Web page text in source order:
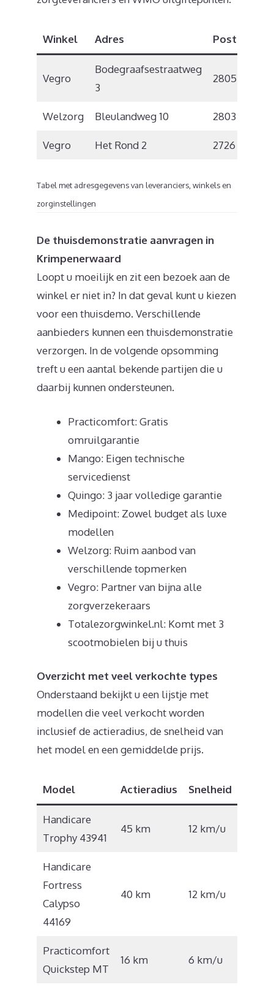
Winkel Adres Postcode
Vegro
Bodegraafsestraatweg
3
2805 GK
Welzorg Bleulandweg 10 2803 HH
Vegro Het Rond 2 2726 JS
Tabel met adresgegevens van leveranciers, winkels en
zorginstellingen
De thuisdemonstratie aanvragen in
Krimpenerwaard
Loopt u moeilijk en zit een bezoek aan de
winkel er niet in? In dat geval kunt u kiezen
voor een thuisdemo. Verschillende
aanbieders kunnen een thuisdemonstratie
verzorgen. In de volgende opsomming
treft u een aantal bekende partijen die u
daarbij kunnen ondersteunen.
Practicomfort: Gratis
omruilgarantie
Mango: Eigen technische
servicedienst
Quingo: 3 jaar volledige garantie
Medipoint: Zowel budget als luxe
modellen
Welzorg: Ruim aanbod van
verschillende topmerken
Vegro: Partner van bijna alle
zorgverzekeraars
Totalezorgwinkel.nl: Komt met 3
scootmobielen bij u thuis
Overzicht met veel verkochte types
Onderstaand bekijkt u een lijstje met
modellen die veel verkocht worden
inclusief de actieradius, de snelheid van
het model en een gemiddelde prijs.
Model Actieradius Snelheid
Handicare
Trophy 43941
45 km 12 km/u
Handicare
Fortress
Calypso
44169
40 km 12 km/u
Practicomfort
Quickstep MT
16 km 6 km/u